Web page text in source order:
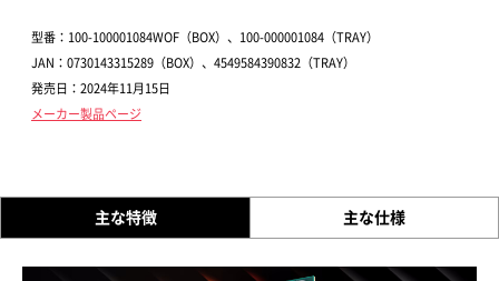
型番：100-100001084WOF（BOX）、100-000001084（TRAY）
JAN：0730143315289（BOX）、4549584390832（TRAY）
発売日：2024年11月15日
メーカー製品ページ
主な特徴 主な仕様